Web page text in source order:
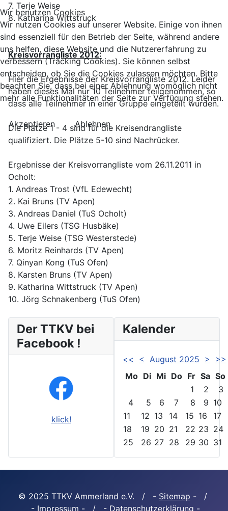
7. Terje Weise
8. Katharina Wittstruck
Kreisvorrangliste 2012:
Hier die Ergebnisse der Kreisvorrangliste 2012. Leider
haben dieses Mal nur 10 Teilnehmer teilgenommen, so
dass alle Teilnehmer in einer Gruppe eingeteilt wurden.
Die Plätze 1 - 4 sind für die Kreisendrangliste
qualifiziert. Die Plätze 5-10 sind Nachrücker.
Ergebnisse der Kreisvorrangliste vom 26.11.2011 in
Ocholt:
1. Andreas Trost (VfL Edewecht)
2. Kai Bruns (TV Apen)
3. Andreas Daniel (TuS Ocholt)
4. Uwe Eilers (TSG Husbäke)
5. Terje Weise (TSG Westerstede)
6. Moritz Reinhards (TV Apen)
7. Qinyan Kong (TuS Ofen)
8. Karsten Bruns (TV Apen)
9. Katharina Wittstruck (TV Apen)
10. Jörg Schnakenberg (TuS Ofen)
Der TTKV bei
Facebook !
klick!
Kalender
<< < August 2025 >
>>
Mo Di Mi Do Fr Sa So
1
2
3
4
5 6 7 8 9 10
11
12 13 14 15 16
17
18
19 20 21 22 23 24
25
26 27 28 29 30 31
© 2025 TTKV Ammerland e.V. / - Sitemap - /
- Impressum - / - Datenschutzerklärung -
Wir benutzen Cookies
Wir nutzen Cookies auf unserer Website. Einige von ihnen
sind essenziell für den Betrieb der Seite, während andere
uns helfen, diese Website und die Nutzererfahrung zu
verbessern (Tracking Cookies). Sie können selbst
entscheiden, ob Sie die Cookies zulassen möchten. Bitte
beachten Sie, dass bei einer Ablehnung womöglich nicht
mehr alle Funktionalitäten der Seite zur Verfügung stehen.
Akzeptieren Ablehnen